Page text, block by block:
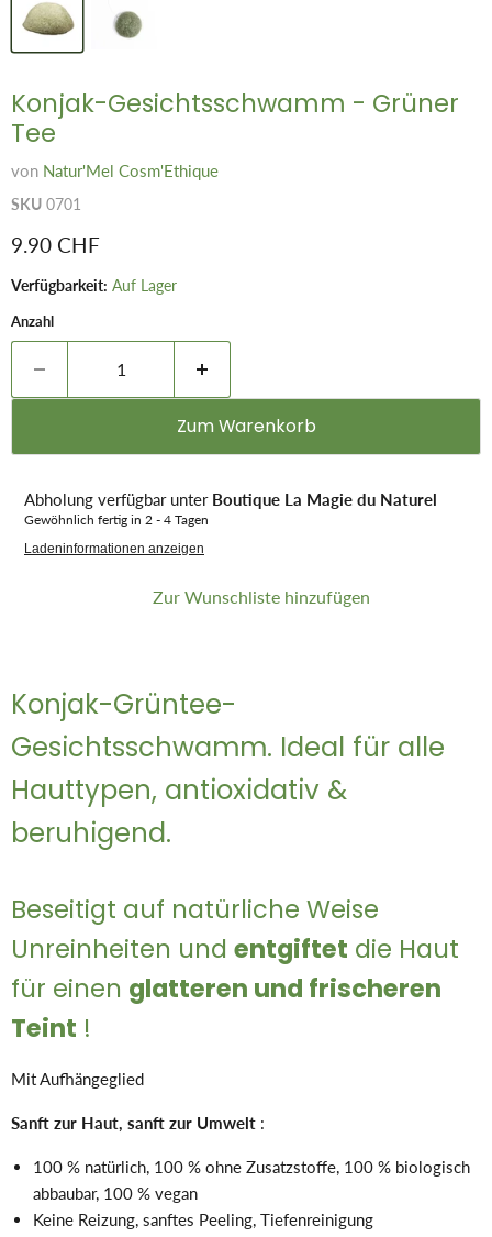
Konjak-Gesichtsschwamm - Grüner
Tee
von Natur'Mel Cosm'Ethique
SKU 0701
Aktueller Preis
9.90 CHF
Verfügbarkeit: Auf Lager
Anzahl
Zum Warenkorb
Abholung verfügbar unter Boutique La Magie du Naturel
Gewöhnlich fertig in 2 - 4 Tagen
Ladeninformationen anzeigen
Zur Wunschliste hinzufügen
Konjak-Grüntee-
Gesichtsschwamm. Ideal für alle
Hauttypen, antioxidativ &
beruhigend.
Beseitigt auf natürliche Weise
Unreinheiten und entgiftet die Haut
für einen glatteren und frischeren
Teint !
Mit Aufhängeglied
Sanft zur Haut, sanft zur Umwelt :
100 % natürlich, 100 % ohne Zusatzstoffe, 100 % biologisch
abbaubar, 100 % vegan
Keine Reizung, sanftes Peeling, Tiefenreinigung